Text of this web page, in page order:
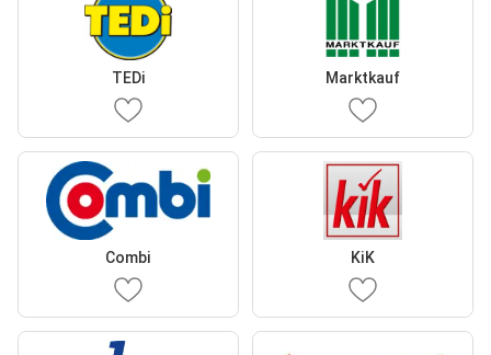
TEDi Marktkauf
Combi KiK